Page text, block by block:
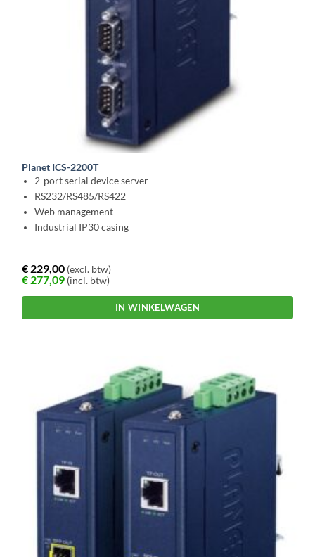
Planet ICS-2200T
2-port serial device server
RS232/RS485/RS422
Web management
Industrial IP30 casing
€ 229,00 (excl. btw)
€ 277,09 (incl. btw)
IN WINKELWAGEN